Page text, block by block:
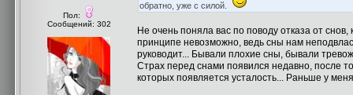
Пол:
Сообщений: 302
обратно, уже с силой.
Не очень поняла вас по поводу отказа от
принципе невозможно, ведь сны нам
руководит... Бывали плохие сны, бывали
Страх перед снами появился недавно, после
которых появляется усталость... Раньше у